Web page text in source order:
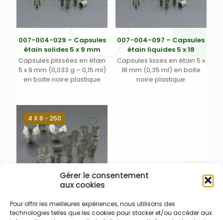
Gérer le consentement
aux cookies
Pour offrir les meilleures expériences, nous utilisons des
technologies telles que les cookies pour stocker et/ou accéder aux
007-004-029 – Capsules
étain solides 5 x 9 mm
Capsules plissées en étain
5 x 9 mm (0,033 g – 0,15 ml)
en boite noire plastique
007-004-097 – Capsules
étain liquides 5 x 18
Capsules lisses en étain 5 x
18 mm (0,35 ml) en boite
noire plastique
4 X 6 - 250
007-004-018 – Capsules